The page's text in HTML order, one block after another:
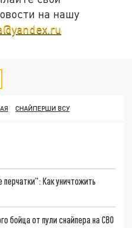
на нашу
СНАЙПЕРШИ ВСУ
Как уничтожить
бойца от пули снайпера на СВО